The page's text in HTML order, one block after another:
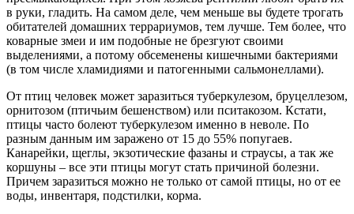
в руки, гладить. На самом деле, чем меньше вы будете трогать
обитателей домашних террариумов, тем лучше. Тем более, что
коварные змеи и им подобные не брезгуют своими
выделениями, а потому обсеменены кишечными бактериями
(в том числе хламидиями и патогенными сальмонеллами).
От птиц человек может заразиться туберкулезом, бруцеллезом,
орнитозом (птичьим бешенством) или пситакозом. Кстати,
птицы часто болеют туберкулезом именно в неволе. По
разным данным им заражено от 15 до 55% попугаев.
Канарейки, щеглы, экзотические фазаны и страусы, а так же
коршуны – все эти птицы могут стать причиной болезни.
Причем заразиться можно не только от самой птицы, но от ее
воды, инвентаря, подстилки, корма.